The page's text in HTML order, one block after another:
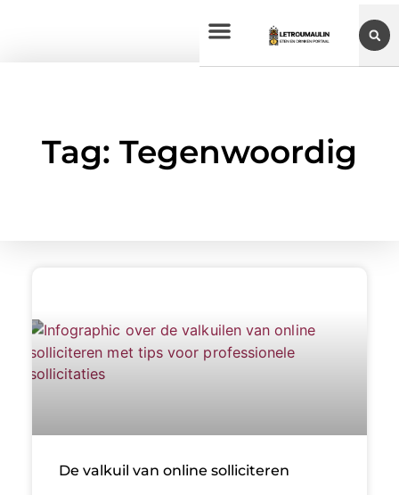
Tag: Tegenwoordig
De valkuil van online solliciteren